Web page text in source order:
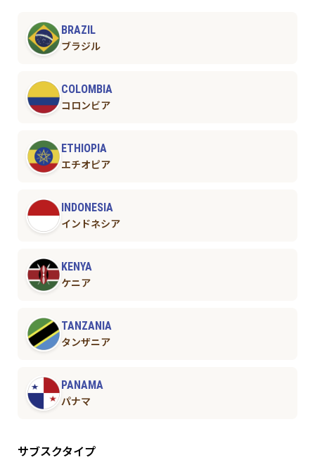
BRAZIL
ブラジル
COLOMBIA
コロンビア
ETHIOPIA
エチオピア
INDONESIA
インドネシア
KENYA
ケニア
TANZANIA
タンザニア
PANAMA
パナマ
サブスクタイプ